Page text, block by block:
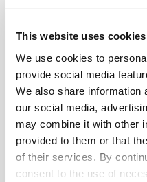
This website uses cookies
We use cookies to
provide social media
We also share information
our social media,
may combine it with other
provided to them or that
of their services. By
consent to the use of
Velik odaziv kompanija i
potvrđuje da interes za hrvatsko
kontinuirano raste. Više od 250